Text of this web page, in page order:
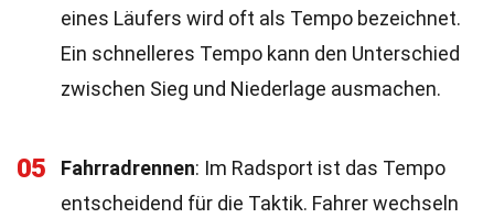
eines Läufers wird oft als Tempo bezeichnet.
Ein schnelleres Tempo kann den Unterschied
zwischen Sieg und Niederlage ausmachen.
05 Fahrradrennen: Im Radsport ist das Tempo
entscheidend für die Taktik. Fahrer wechseln